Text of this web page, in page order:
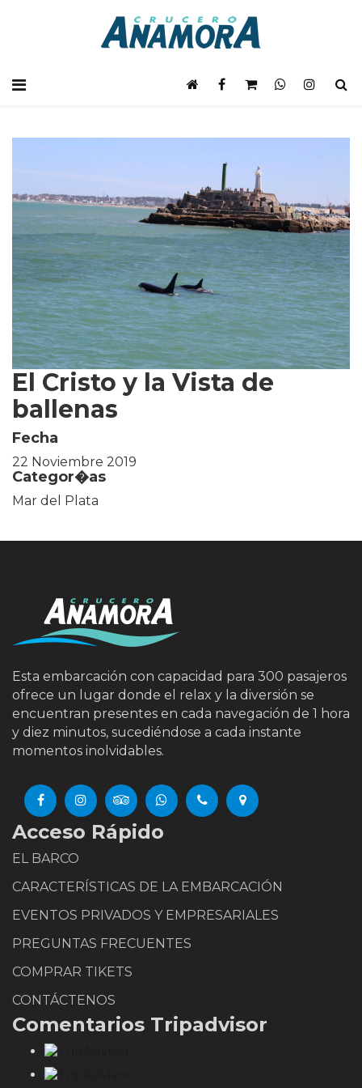
El Cristo y la Vista de
ballenas
Fecha
22 Noviembre 2019
Categor�as
Mar del Plata
Esta embarcación con capacidad para 300 pasajeros
ofrece un lugar donde el relax y la diversión se
encuentran presentes en cada navegación de 1 hora
y diez minutos, sucediéndose a cada instante
momentos inolvidables.
Acceso Rápido
EL BARCO
CARACTERÍSTICAS DE LA EMBARCACIÓN
EVENTOS PRIVADOS Y EMPRESARIALES
PREGUNTAS FRECUENTES
COMPRAR TIKETS
CONTÁCTENOS
Comentarios Tripadvisor